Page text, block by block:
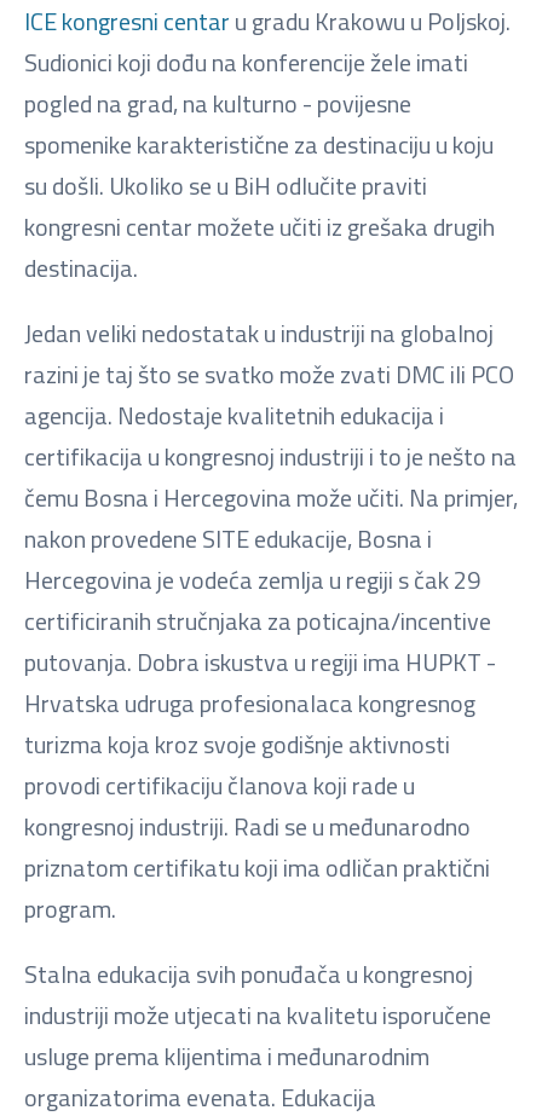
ICE kongresni centaru gradu Krakowu u Poljskoj.
Sudionici koji dođu na konferencije žele imati
pogled na grad, na kulturno - povijesne
spomenike karakteristične za destinaciju u koju
su došli. Ukoliko se u BiH odlučite praviti
kongresni centar možete učiti iz grešaka drugih
destinacija.
Jedan veliki nedostatak u industriji na globalnoj
razini je taj što se svatko može zvati DMC ili PCO
agencija. Nedostaje kvalitetnih edukacija i
certifikacija u kongresnoj industriji i to je nešto na
čemu Bosna i Hercegovina može učiti. Na primjer,
nakon provedene SITE edukacije, Bosna i
Hercegovina je vodeća zemlja u regiji s čak 29
certificiranih stručnjaka za poticajna/incentive
putovanja. Dobra iskustva u regiji ima HUPKT -
Hrvatska udruga profesionalaca kongresnog
turizma koja kroz svoje godišnje aktivnosti
provodi certifikaciju članova koji rade u
kongresnoj industriji. Radi se u međunarodno
priznatom certifikatu koji ima odličan praktični
program.
Stalna edukacija svih ponuđača u kongresnoj
industriji može utjecati na kvalitetu isporučene
usluge prema klijentima i međunarodnim
organizatorima evenata. Edukacija